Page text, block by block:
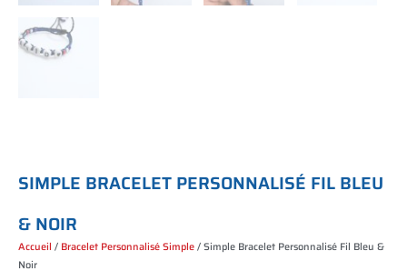
SIMPLE BRACELET PERSONNALISÉ FIL BLEU
& NOIR
Accueil / Bracelet Personnalisé Simple/ Simple Bracelet Personnalisé Fil Bleu &
Noir